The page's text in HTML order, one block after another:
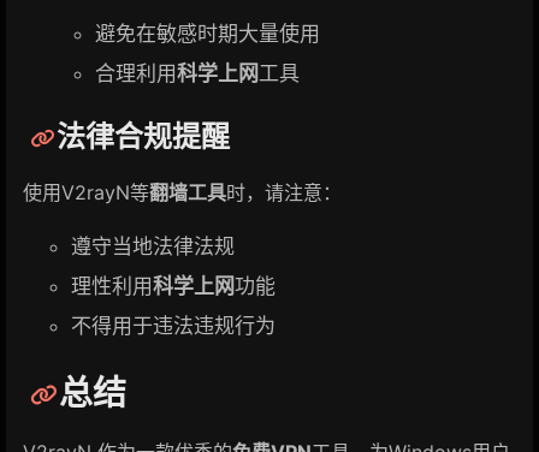
避免在敏感时期大量使用
合理利用科学上网 工具
法律合规提醒
使用V2rayN等翻墙工具时，请注意：
遵守当地法律法规
理性利用科学上网功能
不得用于违法违规行为
总结